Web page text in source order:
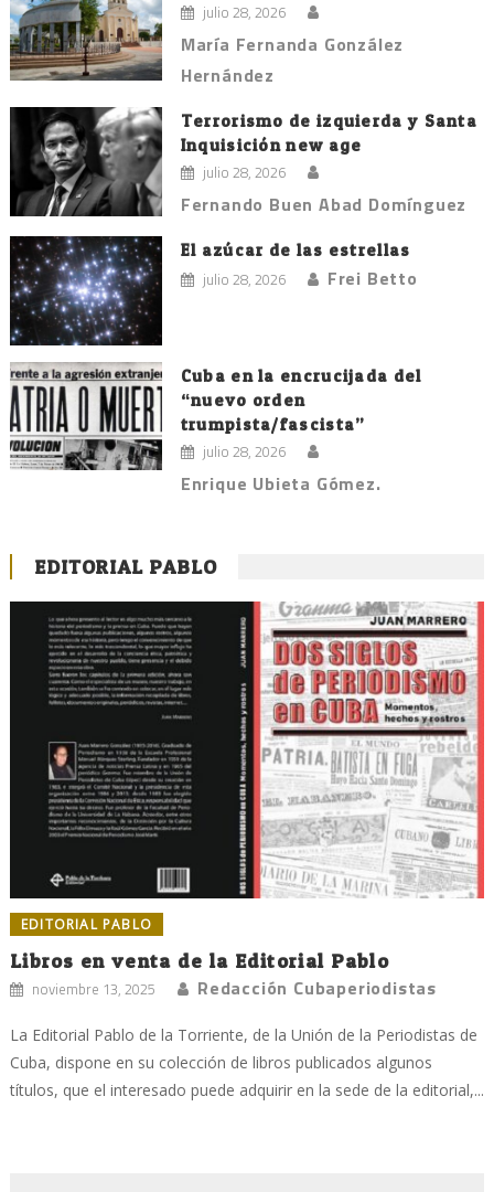
julio 28, 2026
María Fernanda González
Hernández
Terrorismo de izquierda y Santa
Inquisición new age
julio 28, 2026
Fernando Buen Abad Domínguez
El azúcar de las estrellas
julio 28, 2026 Frei Betto
Cuba en la encrucijada del
“nuevo orden
trumpista/fascista”
julio 28, 2026
Enrique Ubieta Gómez.
EDITORIAL PABLO
EDITORIAL PABLO
Libros en venta de la Editorial Pablo
noviembre 13, 2025 Redacción Cubaperiodistas
La Editorial Pablo de la Torriente, de la Unión de la Periodistas de
Cuba, dispone en su colección de libros publicados algunos
títulos, que el interesado puede adquirir en la sede de la editorial,...